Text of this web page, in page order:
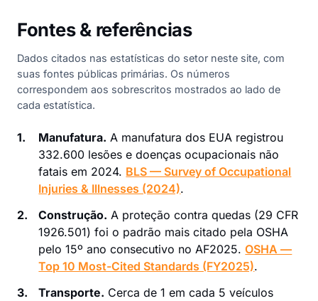
Fontes & referências
Dados citados nas estatísticas do setor neste site, com
suas fontes públicas primárias. Os números
correspondem aos sobrescritos mostrados ao lado de
cada estatística.
1. Manufatura. A manufatura dos EUA registrou
332.600 lesões e doenças ocupacionais não
fatais em 2024. BLS — Survey of Occupational
Injuries & Illnesses (2024).
2.
Construção. A proteção contra quedas (29 CFR
1926.501) foi o padrão mais citado pela OSHA
pelo 15º ano consecutivo no AF2025.OSHA —
Top 10 Most-Cited Standards (FY2025).
3.
Transporte. Cerca de 1 em cada 5 veículos